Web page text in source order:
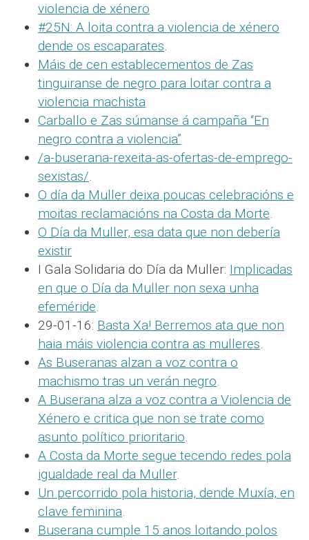
violencia de xénero
#25N: A loita contra a violencia de xénero
dende os escaparates.
Máis de cen establecementos de Zas
tinguiranse de negro para loitar contra a
violencia machista
Carballo e Zas súmanse á campaña “En
negro contra a violencia”
/a-buserana-rexeita-as-ofertas-de-emprego-
sexistas/.
O día da Muller deixa poucas celebracións e
moitas reclamacións na Costa da Morte.
O Día da Muller, esa data que non debería
existir
I Gala Solidaria do Día da Muller: Implicadas
en que o Día da Muller non sexa unha
efeméride.
29-01-16: Basta Xa! Berremos ata que non
haia máis violencia contra as mulleres.
As Buseranas alzan a voz contra o
machismo tras un verán negro.
A Buserana alza a voz contra a Violencia de
Xénero e critica que non se trate como
asunto político prioritario.
A Costa da Morte segue tecendo redes pola
igualdade real da Muller.
Un percorrido pola historia, dende Muxía, en
clave feminina.
Buserana cumple 15 anos loitando polos